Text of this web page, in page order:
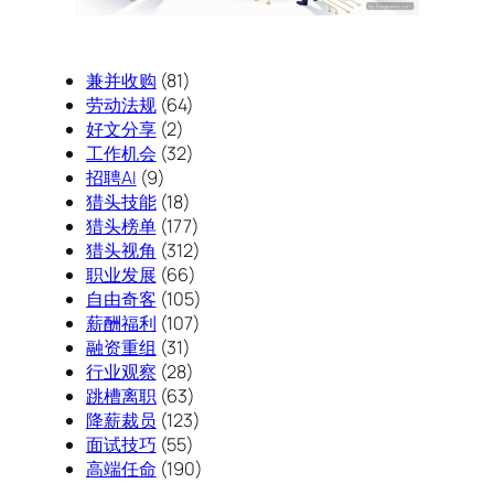
兼并收购 (81)
劳动法规(64)
好文分享(2)
工作机会 (32)
招聘AI (9)
猎头技能(18)
猎头榜单(177)
猎头视角 (312)
职业发展 (66)
自由奇客 (105)
薪酬福利 (107)
融资重组 (31)
行业观察 (28)
跳槽离职(63)
降薪裁员 (123)
面试技巧 (55)
高端任命 (190)